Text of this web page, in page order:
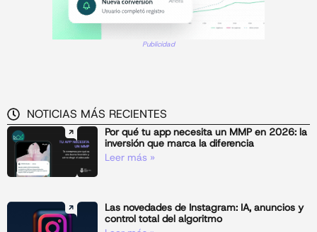
Publicidad
NOTICIAS MÁS RECIENTES
Por qué tu app necesita un MMP en 2026: la
inversión que marca la diferencia
Leer más »
Las novedades de Instagram: IA, anuncios y
control total del algoritmo